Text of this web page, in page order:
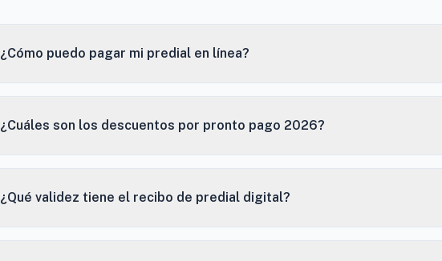
¿Cómo puedo pagar mi predial en línea?
¿Cuáles son los descuentos por pronto pago 2026?
¿Qué validez tiene el recibo de predial digital?